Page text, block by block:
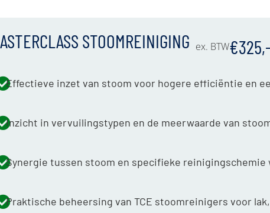
STOOMREINIGING ex. BTW€325,-
Effectieve inzet van stoom voor hogere efficiëntie en
Inzicht in vervuilingstypen en de meerwaarde van
Synergie tussen stoom en specifieke reinigingschemie
Praktische beheersing van TCE stoomreinigers voor